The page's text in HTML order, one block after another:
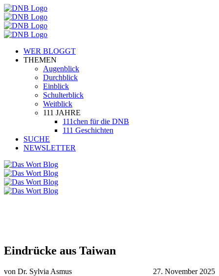
WER BLOGGT
THEMEN
Augenblick
Durchblick
Einblick
Schulterblick
Weitblick
111 JAHRE
111chen für die DNB
111 Geschichten
SUCHE
NEWSLETTER
Eindrücke aus Taiwan
27. November 2025
von Dr. Sylvia Asmus